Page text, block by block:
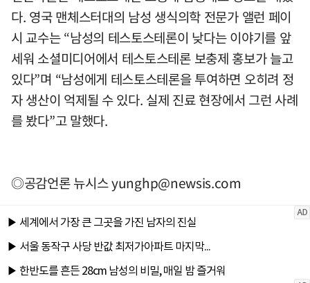
다. 영국 맨체스터대의 남성 생식의학 전문가 앨런 페이
시 교수는 “남성의 테스토스테론이 낮다는 이야기를 앞
세워 소셜미디어에서 테스토스테론 보충제 홍보가 늘고
있다”며 “남성에게 테스토스테론을 투여하면 오히려 정
자 생산이 억제될 수 있다. 실제 진료 현장에서 그런 사례
를 봤다”고 말했다.
◎공감언론 뉴시스yunghp@newsis.com